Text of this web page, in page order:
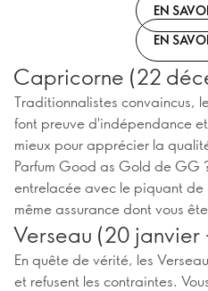
EN
EN
Capricorne (22
Traditionnalistes convaincus,
font preuve d'indépendance
mieux pour apprécier la
Parfum Good as Gold de GG
entrelacée avec le piquant
même assurance dont vous
Verseau (20 janvier
En quête de vérité, les
et refusent les contraintes.